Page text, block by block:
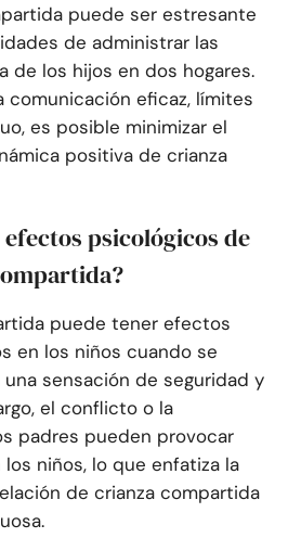
puede ser estresante
de administrar las
de los hijos en dos hogares.
comunicación eficaz, límites
es posible minimizar el
positiva de crianza
efectos psicológicos de
puede tener efectos
en los niños cuando se
sensación de seguridad y
el conflicto o la
padres pueden provocar
niños, lo que enfatiza la
de crianza compartida